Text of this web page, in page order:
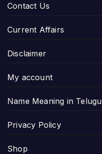
Contact Us
Current Affairs
Disclaimer
My account
Name Meaning in Telugu
Privacy Policy
Shop